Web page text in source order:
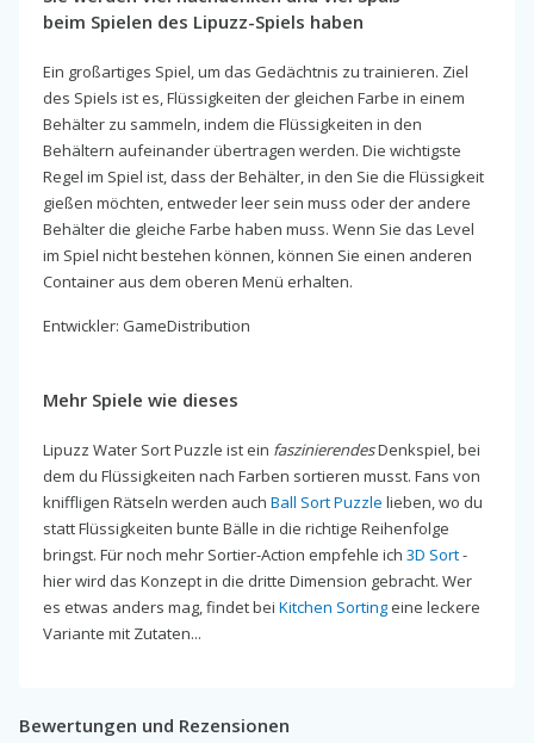
beim Spielen des Lipuzz-Spiels haben
Ein großartiges Spiel, um das Gedächtnis zu trainieren. Ziel
des Spiels ist es, Flüssigkeiten der gleichen Farbe in einem
Behälter zu sammeln, indem die Flüssigkeiten in den
Behältern aufeinander übertragen werden. Die wichtigste
Regel im Spiel ist, dass der Behälter, in den Sie die Flüssigkeit
gießen möchten, entweder leer sein muss oder der andere
Behälter die gleiche Farbe haben muss. Wenn Sie das Level
im Spiel nicht bestehen können, können Sie einen anderen
Container aus dem oberen Menü erhalten.
Entwickler: GameDistribution
Mehr Spiele wie dieses
Lipuzz Water Sort Puzzle ist ein faszinierendesDenkspiel, bei
dem du Flüssigkeiten nach Farben sortieren musst. Fans von
kniffligen Rätseln werden auch Ball Sort Puzzle lieben, wo du
statt Flüssigkeiten bunte Bälle in die richtige Reihenfolge
bringst. Für noch mehr Sortier-Action empfehle ich 3D Sort-
hier wird das Konzept in die dritte Dimension gebracht. Wer
es etwas anders mag, findet bei Kitchen Sorting eine leckere
Variante mit Zutaten...
Bewertungen und Rezensionen